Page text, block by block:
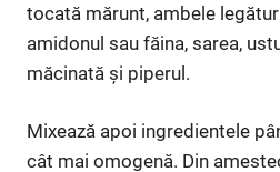
tocată mărunt, ambele
amidonul sau făina, sarea,
măcinată și piperul.
Mixează apoi ingredientele
cât mai omogenă. Din